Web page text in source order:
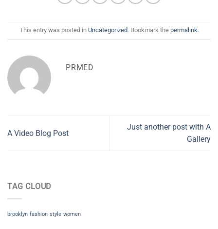
This entry was posted in Uncategorized. Bookmark the permalink.
PRMED
A Video Blog Post
Just another post with A
Gallery
TAG CLOUD
brooklyn fashion style women